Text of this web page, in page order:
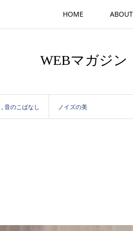
HOME ABOUT
WEBマガジン
,音のこばなし ノイズの美